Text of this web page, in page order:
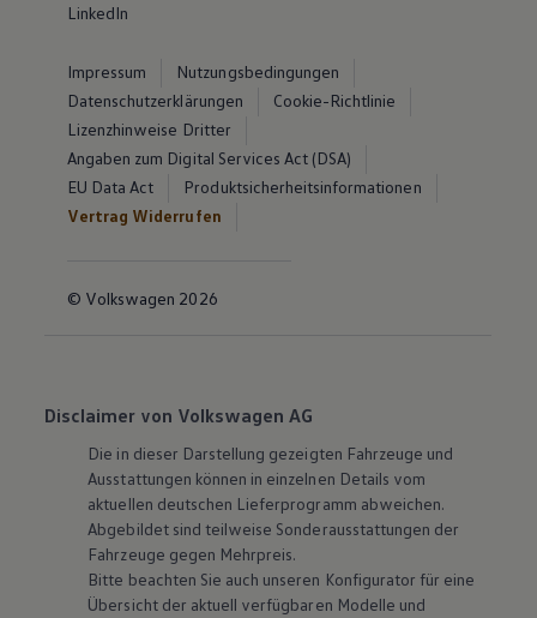
LinkedIn
Impressum
Nutzungsbedingungen
Datenschutzerklärungen
Cookie-Richtlinie
Lizenzhinweise Dritter
Angaben zum Digital Services Act (DSA)
EU Data Act
Produktsicherheitsinformationen
Vertrag Widerrufen
© Volkswagen 2026
Disclaimer von Volkswagen AG
Die in dieser Darstellung gezeigten Fahrzeuge und
Ausstattungen können in einzelnen Details vom
aktuellen deutschen Lieferprogramm abweichen.
Abgebildet sind teilweise Sonderausstattungen der
Fahrzeuge gegen Mehrpreis.
Bitte beachten Sie auch unseren Konfigurator für eine
Übersicht der aktuell verfügbaren Modelle und